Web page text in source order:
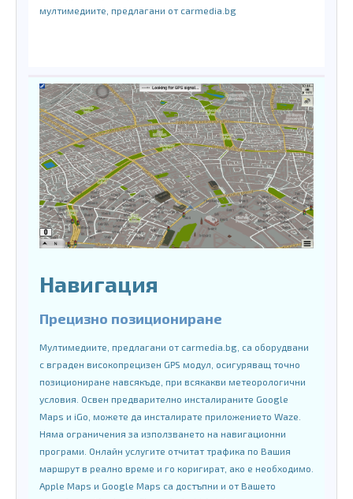
мултимедиите, предлагани от carmedia.bg
Навигация
Прецизно позициониране
Мултимедиите, предлагани от carmedia.bg, са оборудвани
с вграден високопрецизен GPS модул, осигуряващ точно
позициониране навсякъде, при всякакви метеорологични
условия. Освен предварително инсталираните Google
Maps и iGo, можете да инсталирате приложението Waze.
Няма ограничения за използването на навигационни
програми. Онлайн услугите отчитат трафика по Вашия
маршрут в реално време и го коригират, ако е необходимо.
Apple Maps и Google Maps са достъпни и от Вашето